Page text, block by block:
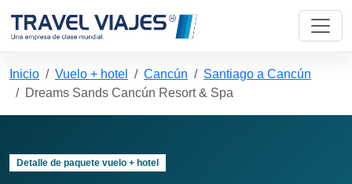
Inicio Vuelo + hotel Cancún
Santiago a Cancún
Dreams Sands Cancún Resort & Spa
Detalle de paquete vuelo + hotel